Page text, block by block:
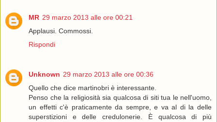
MR 29 marzo 2013 alle ore 00:21
Applausi. Commossi.
Rispondi
Unknown 29 marzo 2013 alle ore 00:36
Quello che dice martinobri è interessante.
Penso che la religiosità sia qualcosa di siti tua le nell'uomo,
un effetti c'è praticamente da sempre, e va al di la delle
superstizioni e delle credulonerie. È qualcosa di più